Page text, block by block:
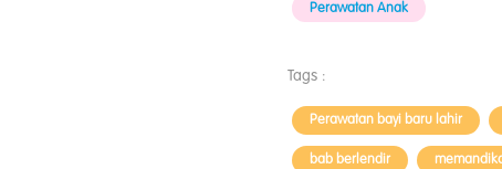
Perawatan Anak
Tags :
Perawatan bayi baru lahir
bab berlendir